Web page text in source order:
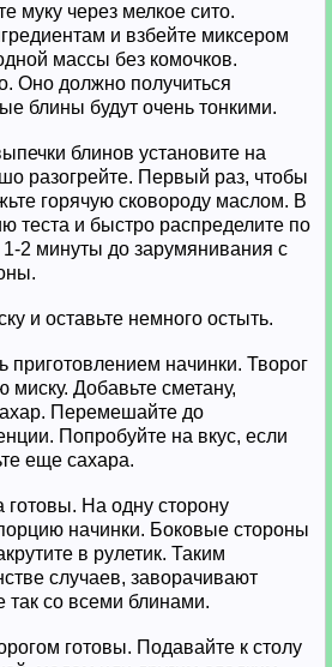
муку через мелкое сито.
и взбейте миксером
массы без комочков.
Оно должно получиться
блины будут очень тонкими.
блинов установите на
разогрейте. Первый раз, чтобы
горячую сковороду маслом. В
теста и быстро распределите по
2 минуты до зарумянивания с
и оставьте немного остыть.
приготовлением начинки. Творог
миску. Добавьте сметану,
Перемешайте до
Попробуйте на вкус, если
еще сахара.
На одну сторону
начинки. Боковые стороны
в рулетик. Таким
случаев, заворачивают
так со всеми блинами.
готовы. Подавайте к столу